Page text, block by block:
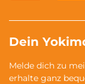
Dein
Melde dich zu
erhalte ganz